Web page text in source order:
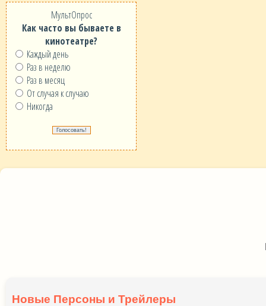
МультОпрос
Как часто вы бываете в
кинотеатре?
Каждый день
Раз в неделю
Раз в месяц
От случая к случаю
Никогда
Новые Персоны и Трейлеры